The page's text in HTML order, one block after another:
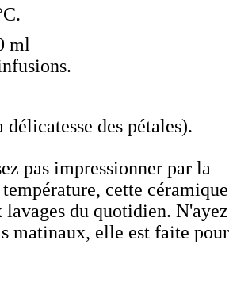
ml
des pétales).
pas impressionner par la
cette céramique
lavages du quotidien. N'ayez
matinaux, elle est faite pour